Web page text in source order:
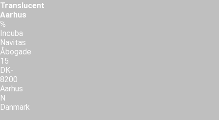
Translucent
Aarhus
℅
Incuba
Navitas
Åbogade
15
DK-
8200
Aarhus
N
Danmark